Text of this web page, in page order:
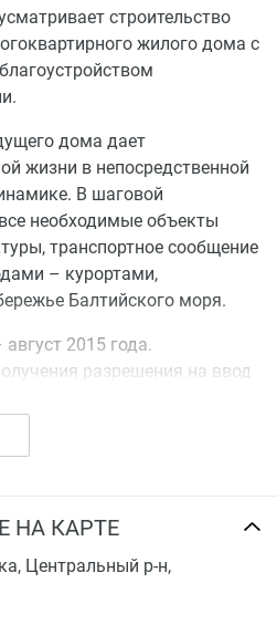
строительство
жилого дома с
дома дает
жизни в непосредственной
В шаговой
необходимые объекты
транспортное сообщение
– курортами,
Балтийского моря.
2015 года.
разрешения на ввод
НА КАРТЕ
Центральный р-н,